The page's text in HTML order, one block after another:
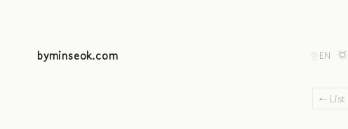
byminseok.com 한EN
← List